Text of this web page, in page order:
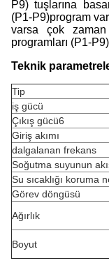
P9) tuşlarına
(P1-P9)program
varsa çok zaman
programları (P1-
Teknik
Tip
iş gücü
Çıkış gücü6
Giriş akımı
dalgalanan frekans
Soğutma suyunun
Su sıcaklığı koruma
Görev döngüsü
Ağırlık
Boyut